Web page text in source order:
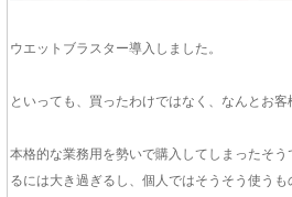
ウエットブラスター導入しました。
といっても、買ったわけではなく、なんとお客
本格的な業務用を勢いで購入してしまったそ
るには大き過ぎるし、個人ではそうそう使う